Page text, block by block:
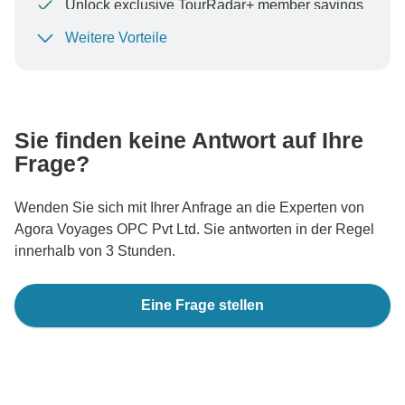
Unlock exclusive TourRadar+ member savings
Um Ihre Zahlung zu schützen und sicherzustellen,
Weitere Vorteile
Sie finden keine Antwort auf Ihre
Frage?
Wenden Sie sich mit Ihrer Anfrage an die Experten von
Agora Voyages OPC Pvt Ltd. Sie antworten in der Regel
innerhalb von 3 Stunden.
Eine Frage stellen